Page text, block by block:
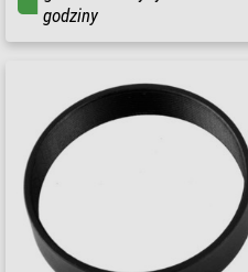
godziny